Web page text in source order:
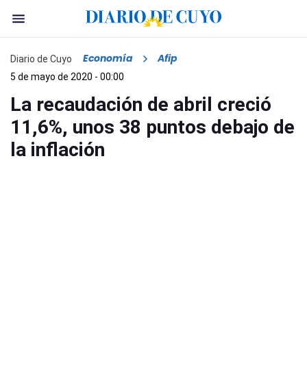
Diario de Cuyo Economía Afip
5 de mayo de 2020 - 00:00
La recaudación de abril creció
11,6%, unos 38 puntos debajo de
la inflación